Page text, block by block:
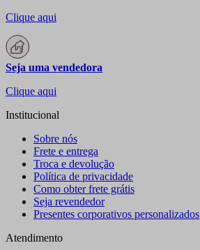
Clique aqui
Seja uma vendedora
Clique aqui
Institucional
Sobre nós
Frete e entrega
Troca e devolução
Política de privacidade
Como obter frete grátis
Seja revendedor
Presentes corporativos personalizados
Atendimento